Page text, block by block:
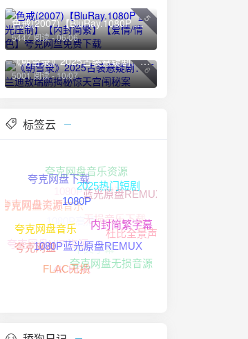
5
色戒(2007)【BluRay.1080P 蓝光压制】【内封简繁】【爱情/情色】夸克网盘免费下载
5447 阅读 - 06/06
6
《朝雪录》2025古装悬疑剧：李兰迪敖瑞鹏揭秘惊天宫闱秘案
5001 阅读 - 10/07
标签云
夸克网盘无损音乐
夸克网盘资源
夸克网盘下载
夸克网盘音乐资源
1080P高清资源
1080P高清
夸克网盘HIFI资源
夸克网盘
夸克网盘音乐
1080P
2025热门短剧
蓝光原盘REMUX
无损音乐下载
中文字幕
4K HDR
FLAC无损
1080P蓝光原盘REMUX
内封简繁字幕
杜比全景声
夸克网盘无损音源